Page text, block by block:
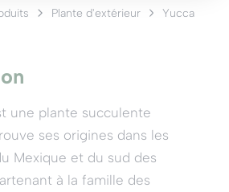
Plante d'extérieur
Yucca
une plante succulente
ses origines dans les
Mexique et du sud des
à la famille des